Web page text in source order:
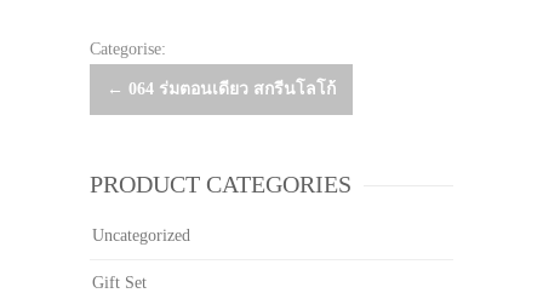
Categorise:
Post
← 064 ร่มตอนเดียว สกรีนโลโก้
PRODUCT CATEGORIES
Uncategorized
Gift Set